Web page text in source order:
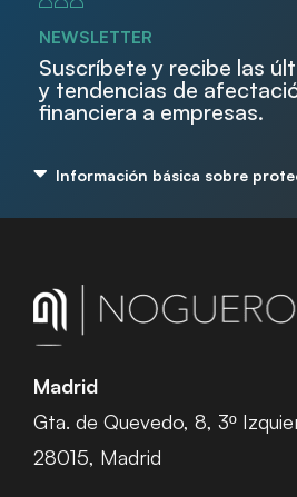
NEWSLETTER
Suscríbete y recibe las
y tendencias de
financiera a empresas.
Información básica sobre
Madrid
Gta. de Quevedo, 8, 3º
28015, Madrid